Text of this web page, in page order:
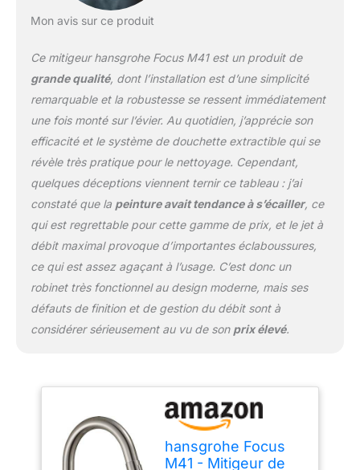
calcaire s’élimine sans
effort en essuyant le
mousseur du bec
aisé : se fixe sur les
flexibles G⅜, par des
raccords de dimension
DN15, nécessite un
perçage pour robinetterie
de 35 mm, convient aux
chauffe-eau instantanés
Acier inoxydable : finition
de qualité, très résistante
grâce à un procédé
spécial (PVD)
Mon avis sur ce produit
Ce mitigeur hansgrohe Focus M41 est un produit de
grande qualité, dont l’installation est d’une simplicité
remarquable et la robustesse se ressent immédiatement
une fois monté sur l’évier. Au quotidien, j’apprécie son
efficacité et le système de douchette extractible qui se
révèle très pratique pour le nettoyage. Cependant,
quelques déceptions viennent ternir ce tableau : j’ai
constaté que la peinture avait tendance à s’écailler, ce
qui est regrettable pour cette gamme de prix, et le jet à
débit maximal provoque d’importantes éclaboussures,
ce qui est assez agaçant à l’usage. C’est donc un
robinet très fonctionnel au design moderne, mais ses
défauts de finition et de gestion du débit sont à
considérer sérieusement au vu de son prix élevé.
hansgrohe Focus
M41 - Mitigeur de